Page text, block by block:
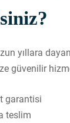
yıllara
güvenilir
garantisi
teslim